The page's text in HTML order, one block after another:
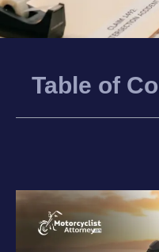
Table of